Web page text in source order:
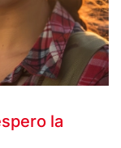
la